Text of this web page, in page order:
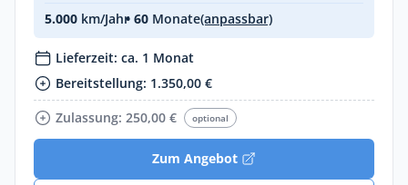
5.000 km/Jahr• 60 Monate(anpassbar)
Lieferzeit: ca. 1 Monat
Bereitstellung: 1.350,00 €
Zulassung: 250,00 €
optional
Zum Angebot